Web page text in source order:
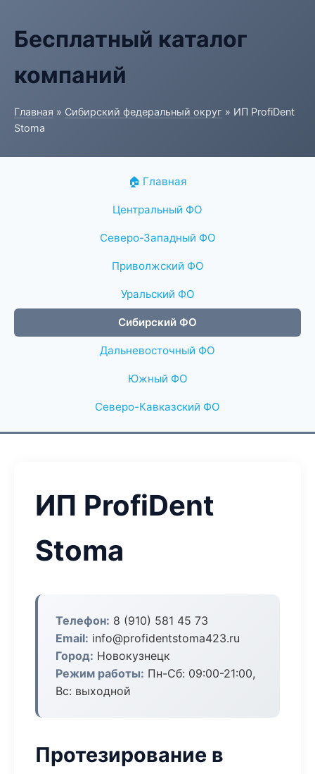
Бесплатный каталог
компаний
Главная » Сибирский федеральный округ » ИП ProfiDent
Stoma
🏠 Главная
Центральный ФО
Северо-Западный ФО
Приволжский ФО
Уральский ФО
Сибирский ФО
Дальневосточный ФО
Южный ФО
Северо-Кавказский ФО
ИП ProfiDent
Stoma
Телефон: 8 (910) 581 45 73
Email: info@profidentstoma423.ru
Город: Новокузнецк
Режим работы: Пн-Сб: 09:00-21:00,
Вс: выходной
Протезирование в